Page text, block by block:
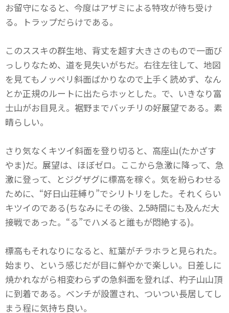
お留守になると、今度はアザミによる特攻が待ち受け
る。トラップだらけである。
このススキの群生地、背丈を超す大きさのもので一面び
っしりなため、道を見失いがちだ。右往左往して、地図
を見てもノッペリ斜面ばかりなので上手く読めず、なん
とか正規のルートに出たらホッとした。で、いきなり富
士山がお目見え。裾野までバッチリの好展望である。素
晴らしい。
さり気なくキツイ斜面を登り切ると、高座山(たかざす
やま)だ。展望は、ほぼゼロ。ここから急激に降って、急
激に登って、とジグザグに標高を稼ぐ。気を紛らわせる
ために、“好日山荘縛り”でシリトリをした。それくらい
キツイのである(ちなみにその後、2.5時間にも及んだ大
接戦であった。“る”でハメると誰もが悶絶する)。
標高もそれなりになると、紅葉がチラホラと見られた。
始まり、という感じだが目に鮮やかで楽しい。日差しに
焼かれながら相変わらずの急斜面を登れば、杓子山山頂
に到着である。ベンチが設置され、ついつい長居してし
まう程に気持ち良い。